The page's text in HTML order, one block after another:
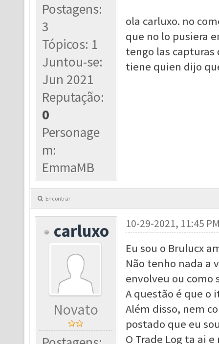
Postagens:
3
Tópicos: 1
Juntou-se:
Jun 2021
Reputação:
0
Personage
m:
EmmaMB
ola carluxo. no
que no lo pusiera
tengo las capturas
tiene quien dijo
Encontrar
carluxo
Novato
10-29-2021, 11:45
Eu sou o Brulucx
Não tenho nada a
envolveu ou como
A questão é que o
Além disso, nem
postado que eu
O Trade Log ta ai